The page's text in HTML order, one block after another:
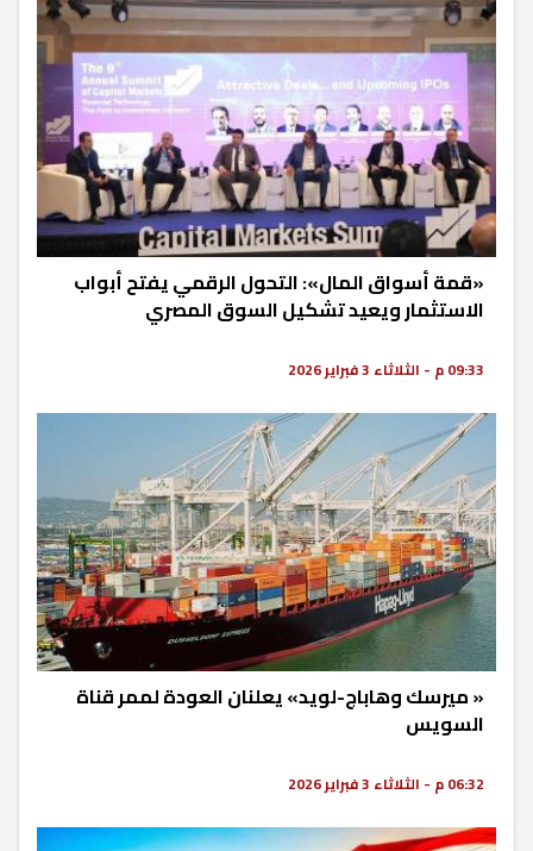
«قمة أسواق المال»: التحول الرقمي يفتح أبواب
الاستثمار ويعيد تشكيل السوق المصري
09:33 م - الثلاثاء 3 فبراير 2026
« ميرسك وهاباج-لويد» يعلنان العودة لممر قناة
السويس
06:32 م - الثلاثاء 3 فبراير 2026